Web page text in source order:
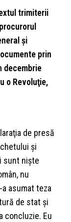
trimiterii
şi
prin
decembrie
o Revoluţie,
de presă
şi
sunt nişte
nu
asumat teza
de stat şi
concluzie. Eu